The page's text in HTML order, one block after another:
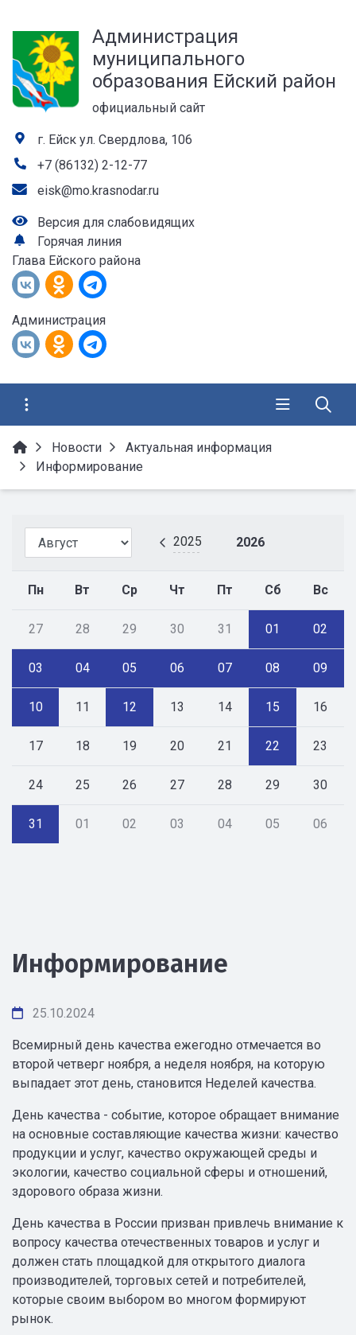
Администрация
муниципального
образования Ейский район
официальный сайт
г. Ейск ул. Свердлова, 106
+7 (86132) 2-12-77
eisk@mo.krasnodar.ru
Версия для слабовидящих
Горячая линия
Глава Ейского района
Администрация
Новости
Актуальная информация
Информирование
2025 2026
Пн Вт Ср Чт Пт Сб Вс
27 28 29 30 31 01 02
03 04 05 06 07 08 09
10 11 12 13 14 15 16
17 18 19 20 21 22 23
24 25 26 27 28 29 30
31 01 02 03 04 05 06
Информирование
25.10.2024
Всемирный день качества ежегодно отмечается во
второй четверг ноября, а неделя ноября, на которую
выпадает этот день, становится Неделей качества.
День качества - событие, которое обращает внимание
на основные составляющие качества жизни: качество
продукции и услуг, качество окружающей среды и
экологии, качество социальной сферы и отношений,
здорового образа жизни.
День качества в России призван привлечь внимание к
вопросу качества отечественных товаров и услуг и
должен стать площадкой для открытого диалога
производителей, торговых сетей и потребителей,
которые своим выбором во многом формируют
рынок.